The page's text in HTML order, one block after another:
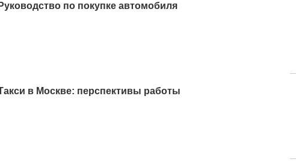
Руководство по покупке автомобиля
в Москве: перспективы работы